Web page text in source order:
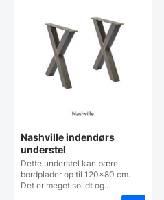
Nashville indendørs
understel
Dette understel kan bære
bordplader op til 120x80 cm.
Det er meget solidt og…